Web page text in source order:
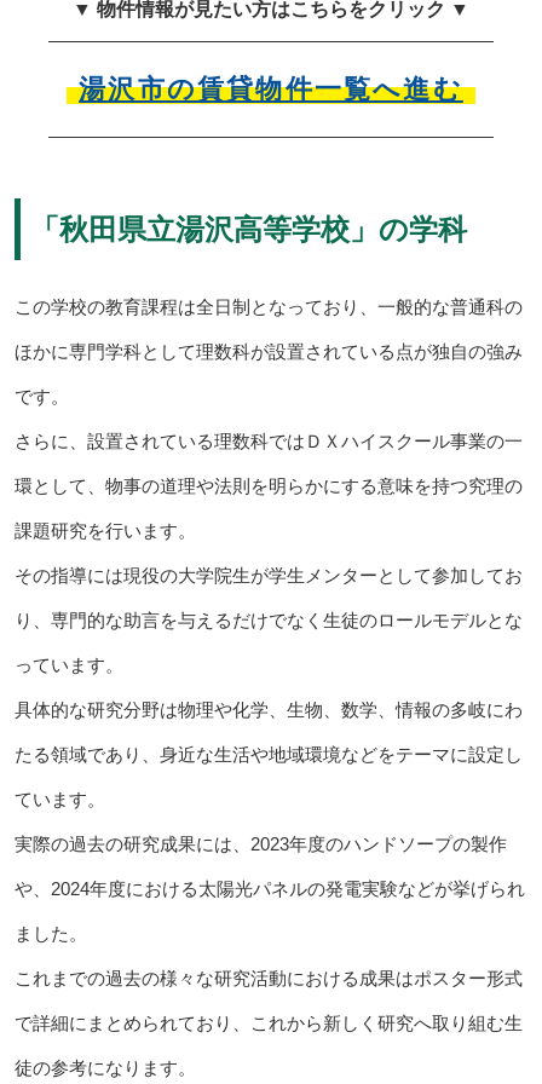
▼ 物件情報が見たい方はこちらをクリック ▼
湯沢市の賃貸物件一覧へ進む
「秋田県立湯沢高等学校」の学科
この学校の教育課程は全日制となっており、一般的な普通科の
ほかに専門学科として理数科が設置されている点が独自の強み
です。
さらに、設置されている理数科ではＤＸハイスクール事業の一
環として、物事の道理や法則を明らかにする意味を持つ究理の
課題研究を行います。
その指導には現役の大学院生が学生メンターとして参加してお
り、専門的な助言を与えるだけでなく生徒のロールモデルとな
っています。
具体的な研究分野は物理や化学、生物、数学、情報の多岐にわ
たる領域であり、身近な生活や地域環境などをテーマに設定し
ています。
実際の過去の研究成果には、2023年度のハンドソープの製作
や、2024年度における太陽光パネルの発電実験などが挙げられ
ました。
これまでの過去の様々な研究活動における成果はポスター形式
で詳細にまとめられており、これから新しく研究へ取り組む生
徒の参考になります。